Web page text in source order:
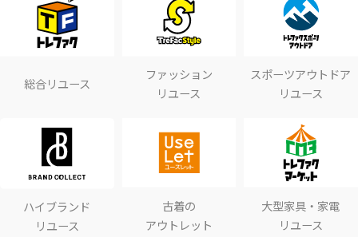
総合リユース
ファッション
リユース
スポーツアウトドア
リユース
ハイブランド
リユース
古着の
アウトレット
大型家具・家電
リユース